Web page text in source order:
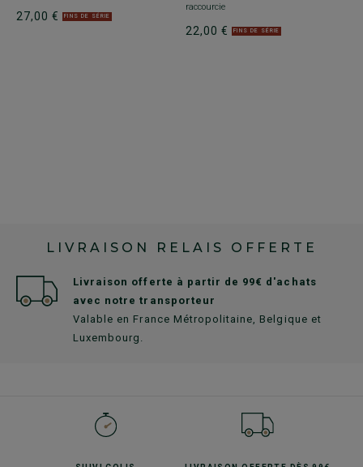
27,00 € FINS DE SÉRIE
raccourcie
22,00 € FINS DE SÉRIE
LIVRAISON RELAIS OFFERTE
Livraison offerte à partir de 99€ d'achats
avec notre transporteur
Valable en France Métropolitaine, Belgique et
Luxembourg.